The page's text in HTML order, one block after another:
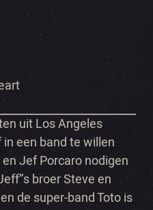
uit Los Angeles
een band te willen
Jef Porcaro nodigen
broer Steve en
de super-band Toto is